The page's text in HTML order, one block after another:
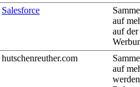
Salesforce
auf
auf
hutschenreuther.com
auf